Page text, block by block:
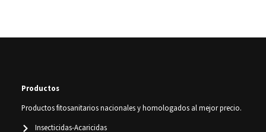
Productos
Productos fitosanitarios nacionales y homologados al mejor precio.
Insecticidas-Acaricidas